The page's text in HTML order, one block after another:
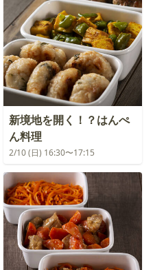
新境地を開く！？はんぺ
ん料理
2/10 (日) 16:30〜17:15